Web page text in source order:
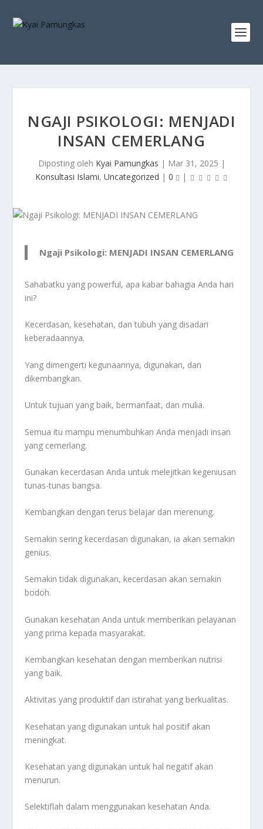
NGAJI PSIKOLOGI: MENJADI
INSAN CEMERLANG
Diposting oleh Kyai Pamungkas | Mar 31, 2025 |
Konsultasi Islami, Uncategorized | 0 |
Ngaji Psikologi: MENJADI INSAN CEMERLANG
Sahabatku yang powerful, apa kabar bahagia Anda hari
ini?
Kecerdasan, kesehatan, dan tubuh yang disadari
keberadaannya.
Yang dimengerti kegunaannya, digunakan, dan
dikembangkan.
Untuk tujuan yang baik, bermanfaat, dan mulia.
Semua itu mampu menumbuhkan Anda menjadi insan
yang cemerlang.
Gunakan kecerdasan Anda untuk melejitkan kegeniusan
tunas-tunas bangsa.
Kembangkan dengan terus belajar dan merenung.
Semakin sering kecerdasan digunakan, ia akan semakin
genius.
Semakin tidak digunakan, kecerdasan akan semakin
bodoh.
Gunakan kesehatan Anda untuk memberikan pelayanan
yang prima kepada masyarakat.
Kembangkan kesehatan dengan memberikan nutrisi
yang baik.
Aktivitas yang produktif dan istirahat yang berkualitas.
Kesehatan yang digunakan untuk hal positif akan
meningkat.
Kesehatan yang digunakan untuk hal negatif akan
menurun.
Selektiflah dalam menggunakan kesehatan Anda.